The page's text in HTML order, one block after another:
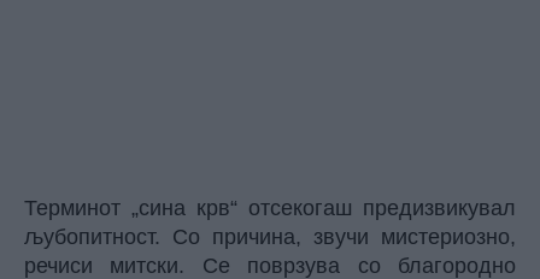
Терминот „сина крв“ отсекогаш предизвикувал
љубопитност. Со причина, звучи мистериозно,
речиси митски. Се поврзува со благородно